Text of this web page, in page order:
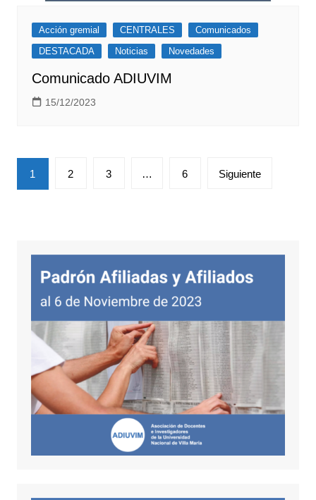
Acción gremial CENTRALES
Comunicados
DESTACADA
Noticias Novedades
Comunicado ADIUVIM
15/12/2023
Paginación
de
1 2 3 … 6 Siguiente